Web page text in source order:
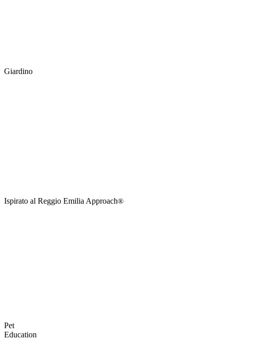
Giardino
Ispirato al Reggio Emilia Approach®
Pet
Education